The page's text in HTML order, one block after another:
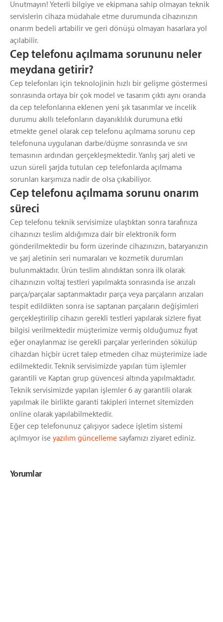
Unutmayın! Yeterli bilgiye ve ekipmana sahip olmayan teknik
servislerin cihaza müdahale etme durumunda cihazınızın
onarım bedeli artabilir ve geri dönüşü olmayan hasarlara yol
açılabilir.
Cep telefonu açılmama sorununu neler
meydana getirir?
Cep telefonları için teknolojinin hızlı bir gelişme göstermesi
sonrasında ortaya bir çok model ve tasarım çıktı aynı oranda
da cep telefonlarına eklenen yeni şık tasarımlar ve incelik
durumu akıllı telefonların dayanıklılık durumuna etki
etmekte genel olarak cep telefonu açılmama sorunu cep
telefonuna uygulanan darbe/düşme sonrasında ve sıvı
temasının ardından gerçekleşmektedir. Yanlış şarj aleti ve
uzun süreli şarjda tutulan cep telefonlarda açılmama
sorunları karşımıza nadir de olsa çıkabiliyor.
Cep telefonu açılmama sorunu onarım
süreci
Cep telefonu teknik servisimize ulaştıktan sonra tarafınıza
cihazınızı teslim aldığımıza dair bir elektronik form
gönderilmektedir bu form üzerinde cihazınızın, bataryanızın
ve şarj aletinin seri numaraları ve kozmetik durumları
bulunmaktadır. Ürün teslim alındıktan sonra ilk olarak
cihazınızın voltaj testleri yapılmakta sonrasında ise arızalı
parça/parçalar saptanmaktadır parça veya parçaların arızaları
tespit edildikten sonra ise saptanan parçaların değişimleri
gerçekleştirilip cihazın gerekli testleri yapılarak sizlere fiyat
bilgisi verilmektedir müşterimize vermiş olduğumuz fiyat
eğer onaylanmaz ise gerekli parçalar yerlerinden sökülüp
cihazdan hiçbir ücret talep etmeden cihaz müşterimize iade
edilmektedir. Teknik servisimizde yapılan tüm işlemler
garantili ve Kaptan grup güvencesi altında yapılmaktadır.
Teknik servisimizde yapılan işlemler 6 ay garantili olarak
yapılmak ile birlikte garanti takipleri internet sitemizden
online olarak yapılabilmektedir.
Eğer cep telefonunuz çalışıyor sadece işletim sistemi
açılmıyor ise yazılım güncelleme sayfamızı ziyaret ediniz.
Yorumlar